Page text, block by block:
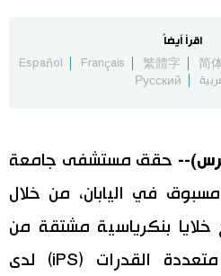
اقرأ أيضاً
简
繁體字
Français
Español
Русский
حقق مستشفى جامعة
في اليابان، من خلال
بنكرياسية مشتقة من
خلايا جذعية مستحثة متعددة القدرات (iPS) لدى